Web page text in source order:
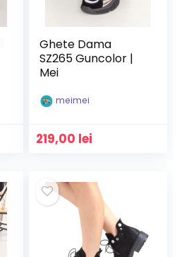
Ghete Dama
SZ265 Guncolor |
Mei
meimei
219,00 lei